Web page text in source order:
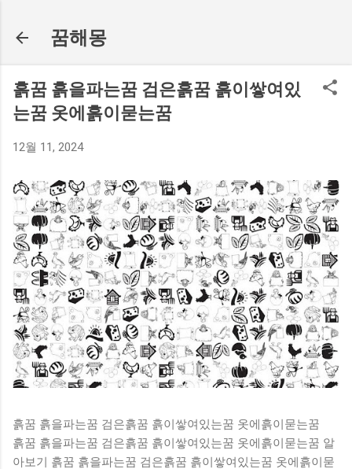
꿈해몽
흙꿈 흙을파는꿈 검은흙꿈 흙이쌓여있
는꿈 옷에흙이묻는꿈
12월 11, 2024
흙꿈 흙을파는꿈 검은흙꿈 흙이쌓여있는꿈 옷에흙이묻는꿈
흙꿈 흙을파는꿈 검은흙꿈 흙이쌓여있는꿈 옷에흙이묻는꿈 알
아보기 흙꿈 흙을파는꿈 검은흙꿈 흙이쌓여있는꿈 옷에흙이묻